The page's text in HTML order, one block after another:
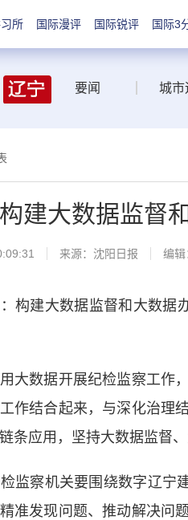
所 国际漫评 国际锐评 国际3
要闻 城市
建大数据监督
来源： 沈阳日报 编辑
建大数据监督和大数据
数据开展纪检监察工作，
作结合起来，与深化治理
条应用，坚持大数据监督
察机关要围绕数字辽宁建
准发现问题、推动解决问